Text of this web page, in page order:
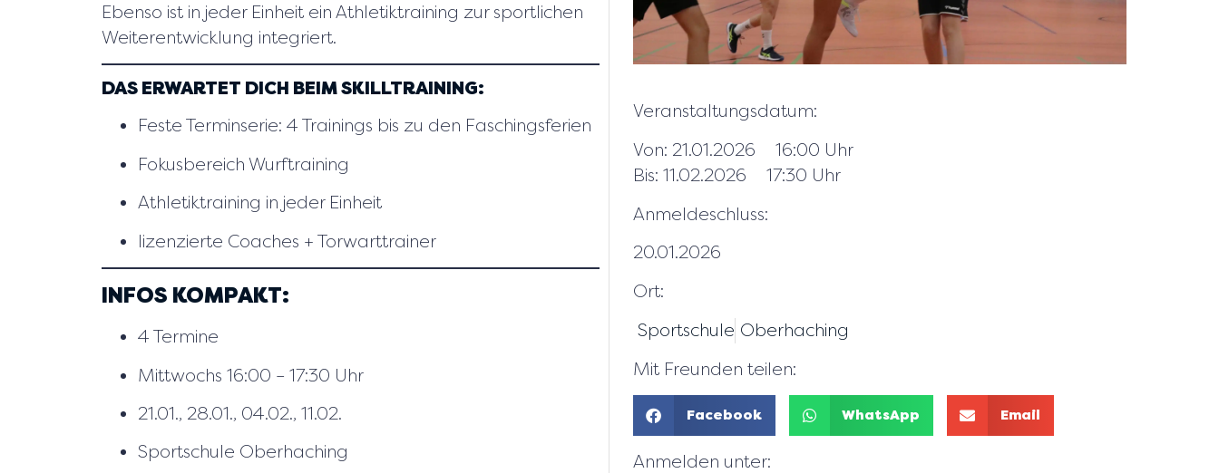
Ebenso ist in jeder Einheit ein Athletiktraining zur sportlichen
Weiterentwicklung integriert.
DAS ERWARTET DICH BEIM SKILLTRAINING:
Feste Terminserie: 4 Trainings bis zu den Faschingsferien
Fokusbereich Wurftraining
Athletiktraining in jeder Einheit
lizenzierte Coaches + Torwarttrainer
INFOS KOMPAKT:
4 Termine
Mittwochs 16:00 – 17:30 Uhr
21.01., 28.01., 04.02., 11.02.
Sportschule Oberhaching
Veranstaltungsdatum:
Von: 21.01.2026
16:00 Uhr
Bis: 11.02.2026
17:30 Uhr
Anmeldeschluss:
20.01.2026
Ort:
Sportschule Oberhaching
Mit Freunden teilen:
Facebook WhatsApp Email
Anmelden unter: